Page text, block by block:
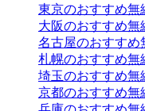
東京のおすすめ無
大阪のおすすめ無
名古屋のおすすめ
札幌のおすすめ無
埼玉のおすすめ無
京都のおすすめ無